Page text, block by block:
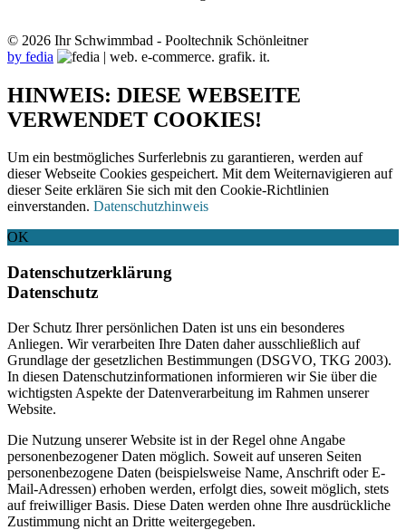
© 2026 Ihr Schwimmbad - Pooltechnik Schönleitner
by fedia
HINWEIS: DIESE WEBSEITE
VERWENDET COOKIES!
Um ein bestmögliches Surferlebnis zu garantieren, werden auf
dieser Webseite Cookies gespeichert. Mit dem Weiternavigieren auf
dieser Seite erklären Sie sich mit den Cookie-Richtlinien
einverstanden. Datenschutzhinweis
OK
Datenschutzerklärung
Datenschutz
Der Schutz Ihrer persönlichen Daten ist uns ein besonderes
Anliegen. Wir verarbeiten Ihre Daten daher ausschließlich auf
Grundlage der gesetzlichen Bestimmungen (DSGVO, TKG 2003).
In diesen Datenschutzinformationen informieren wir Sie über die
wichtigsten Aspekte der Datenverarbeitung im Rahmen unserer
Website.
Die Nutzung unserer Website ist in der Regel ohne Angabe
personenbezogener Daten möglich. Soweit auf unseren Seiten
personenbezogene Daten (beispielsweise Name, Anschrift oder E-
Mail-Adressen) erhoben werden, erfolgt dies, soweit möglich, stets
auf freiwilliger Basis. Diese Daten werden ohne Ihre ausdrückliche
Zustimmung nicht an Dritte weitergegeben.